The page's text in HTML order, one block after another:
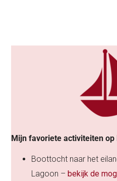
Mijn favoriete activiteiten op
Boottocht naar het
Lagoon –bekijk de